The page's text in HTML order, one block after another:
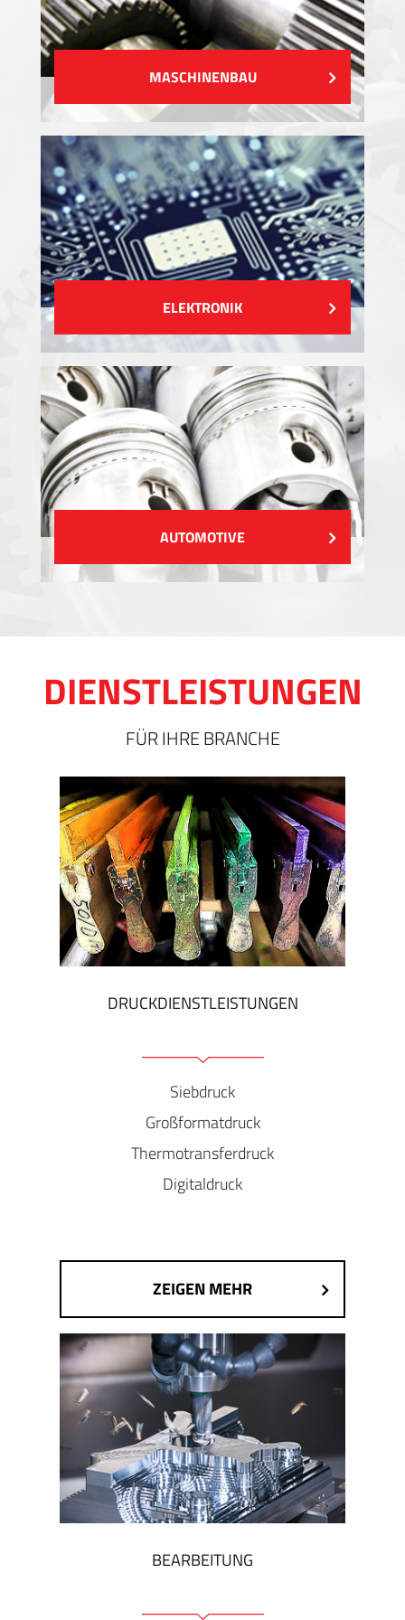
MASCHINENBAU
ELEKTRONIK
AUTOMOTIVE
DIENSTLEISTUNGEN
FÜR IHRE BRANCHE
DRUCKDIENSTLEISTUNGEN
Siebdruck
Großformatdruck
Thermotransferdruck
Digitaldruck
ZEIGEN MEHR
BEARBEITUNG